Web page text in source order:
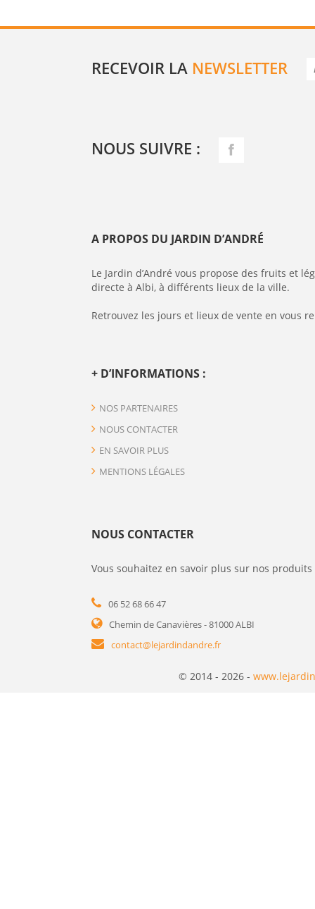
RECEVOIR LA NEWSLETTER
NOUS SUIVRE :
A PROPOS DU JARDIN D’ANDRÉ
Le Jardin d’André vous propose des fruits et
directe à Albi, à différents lieux de la ville.
Retrouvez les jours et lieux de vente en vous
+ D’INFORMATIONS :
NOS PARTENAIRES
NOUS CONTACTER
EN SAVOIR PLUS
MENTIONS LÉGALES
NOUS CONTACTER
Vous souhaitez en savoir plus sur nos
06 52 68 66 47
Chemin de Canavières - 81000 ALBI
contact@lejardindandre.fr
© 2014 - 2026 -